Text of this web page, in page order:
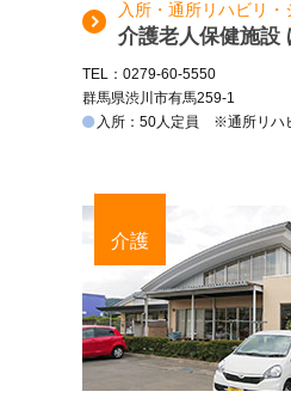
入所・通所リハビリ・
介護老人保健施設
TEL：0279-60-5550
群馬県渋川市有馬259-1
入所：50人定員 ※通所リハ
介護